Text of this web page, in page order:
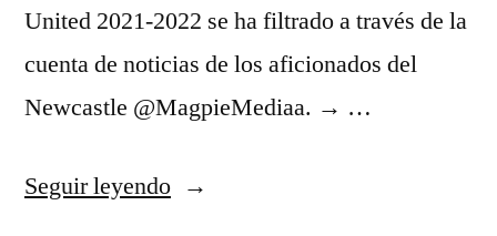
United 2021-2022 se ha filtrado a través de la
cuenta de noticias de los aficionados del
Newcastle @MagpieMediaa. → …
Seguir leyendo«mejores